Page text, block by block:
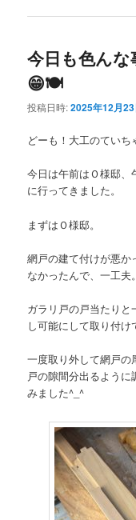
今日も色ん
😁🍽️
投稿日時:2025年12月23
どーも！大工のていち
今日は午前はＯ様邸
に行ってきました。
まずはＯ様邸。
網戸の建て付けが悪
なかったんで、一工夫。
ガラリ戸の戸当たり
し可能にして取り付
一度取り外して網戸
戸の隙間分出るよう
みました^_^